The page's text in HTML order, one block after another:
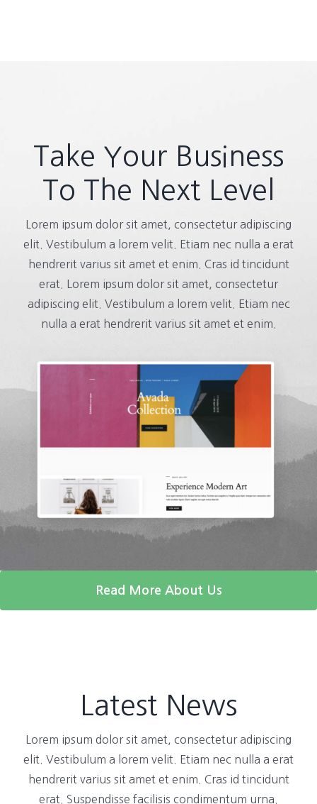
Take Your Business
To The Next Level
Lorem ipsum dolor sit amet, consectetur adipiscing
elit. Vestibulum a lorem velit. Etiam nec nulla a erat
hendrerit varius sit amet et enim. Cras id tincidunt
erat. Lorem ipsum dolor sit amet, consectetur
adipiscing elit. Vestibulum a lorem velit. Etiam nec
nulla a erat hendrerit varius sit amet et enim.
Read More About Us
Latest News
Lorem ipsum dolor sit amet, consectetur adipiscing
elit. Vestibulum a lorem velit. Etiam nec nulla a erat
hendrerit varius sit amet et enim. Cras id tincidunt
erat. Suspendisse facilisis condimentum urna.